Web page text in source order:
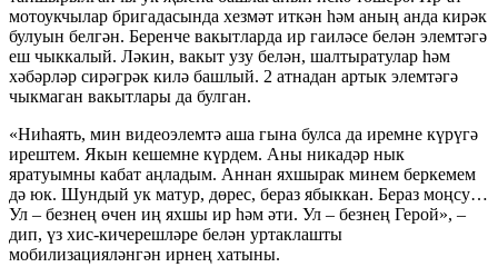
мотоукчылар бригадасында хезмәт иткән һәм аның анда кирәк
булуын белгән. Беренче вакытларда ир гаиләсе белән элемтәгә
еш чыккалый. Ләкин, вакыт узу белән, шалтыратулар һәм
хәбәрләр сирәгрәк килә башлый. 2 атнадан артык элемтәгә
чыкмаган вакытлары да булган.
«Ниһаять, мин видеоэлемтә аша гына булса да иремне күрүгә
ирештем. Якын кешемне күрдем. Аны никадәр нык
яратуымны кабат аңладым. Аннан яхшырак минем беркемем
дә юк. Шундый ук матур, дөрес, бераз ябыккан. Бераз моңсу…
Ул – безнең өчен иң яхшы ир һәм әти. Ул – безнең Герой», –
дип, үз хис-кичерешләре белән уртаклашты
мобилизацияләнгән ирнең хатыны.